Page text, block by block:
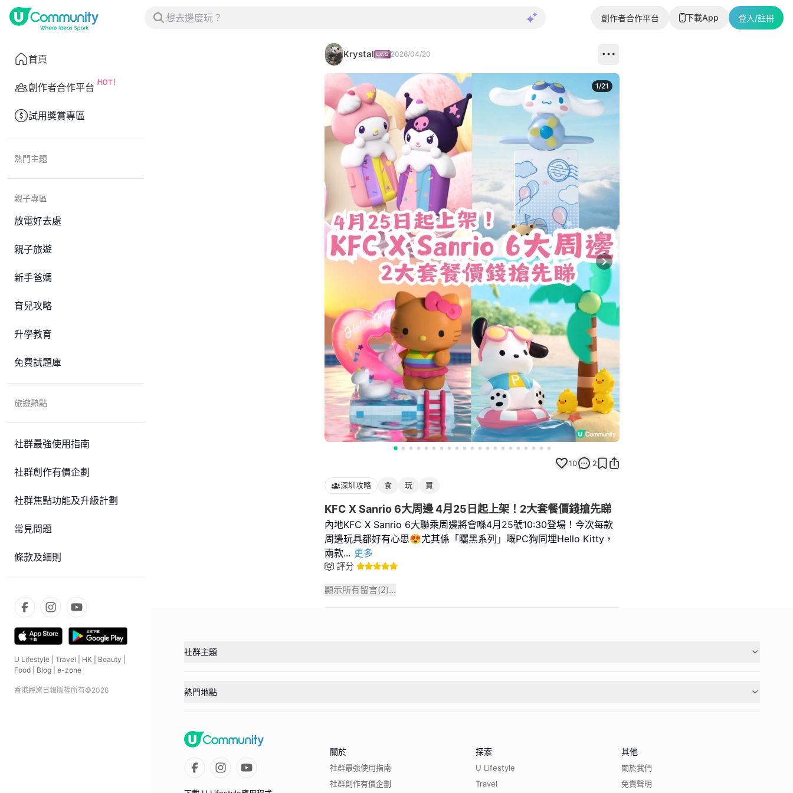
創作者合作平台 下載App 登入/註冊
首頁
創作者合作平台
試用獎賞專區
熱門主題
親子專區
放電好去處
親子旅遊
新手爸媽
育兒攻略
升學教育
免費試題庫
旅遊熱點
社群最強使用指南
社群創作有價企劃
社群焦點功能及升級計劃
常見問題
條款及細則
U Lifestyle Travel HK Beauty
Food
Blog e-zone
香港經濟日報版權所有©2026
Krystal 2026/04/20
Next slide
1/21
10 2
深圳攻略 食 玩 買
KFC X Sanrio 6大周邊 4月25日起上架！2大套餐價錢搶先睇
內地KFC X Sanrio 6大聯乘周邊將會喺4月25號10:30登場！今次每款
周邊玩具都好有心思😍尤其係「曬黑系列」嘅PC狗同埋Hello Kitty，
兩款... 更多
評分
顯示所有留言(2)...
社群主題
熱門地點
關於
社群最強使用指南
社群創作有價企劃
探索
U Lifestyle
Travel
其他
關於我們
免責聲明